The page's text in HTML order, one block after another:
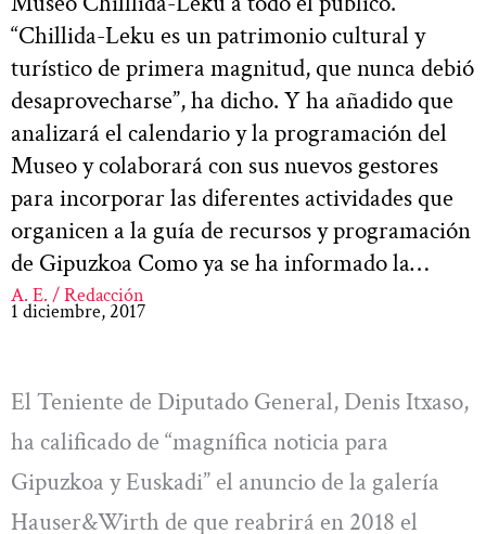
“Chillida-Leku es un patrimonio cultural y
turístico de primera magnitud, que nunca debió
desaprovecharse”, ha dicho. Y ha añadido que
analizará el calendario y la programación del
Museo y colaborará con sus nuevos gestores
para incorporar las diferentes actividades que
organicen a la guía de recursos y programación
de Gipuzkoa Como ya se ha informado la…
A. E. / Redacción
1 diciembre, 2017
El Teniente de Diputado General, Denis Itxaso,
ha calificado de “magnífica noticia para
Gipuzkoa y Euskadi” el anuncio de la galería
Hauser&Wirth de que reabrirá en 2018 el